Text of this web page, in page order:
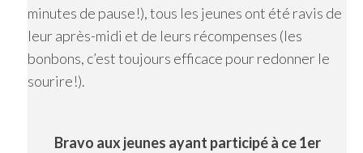
minutes de pause!), tous les jeunes ont été ravis de
leur après-midi et de leurs récompenses (les
bonbons, c’est toujours efficace pour redonner le
sourire!).
Bravo aux jeunes ayant participé à ce 1er